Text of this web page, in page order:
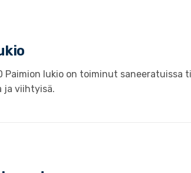
Paimion lukio on toiminut
ja viihtyisä.